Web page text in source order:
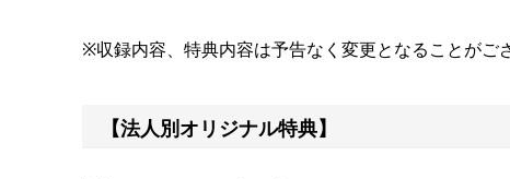
※収録内容、特典内容は予告なく変更となることがご
【法人別オリジナル特典】